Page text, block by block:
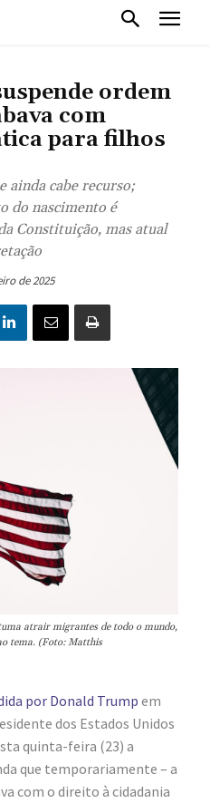
ordem
com
para filhos
ainda cabe recurso;
do nascimento é
Constituição, mas atual
de 2025
atrair migrantes de todo o mundo,
tema. (Foto: Matthis
por Donald Trumpem
dos Estados Unidos
quinta-feira (23) a
que temporariamente – a
com o direito à cidadania